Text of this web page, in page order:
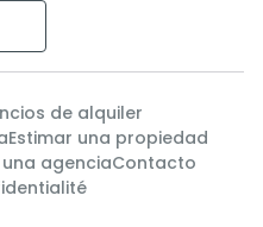
de alquiler
Estimar una propiedad
agenciaContacto